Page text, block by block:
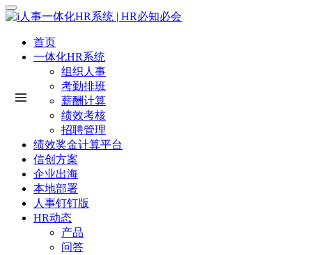
首页
一体化HR系统
组织人事
考勤排班
薪酬计算
绩效考核
招聘管理
绩效奖金计算平台
信创方案
企业出海
本地部署
人事钉钉版
HR动态
产品
问答